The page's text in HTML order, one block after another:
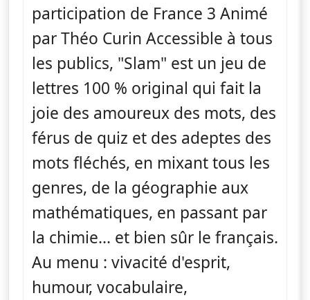
participation de France 3 Animé
par Théo Curin Accessible à tous
les publics, "Slam" est un jeu de
lettres 100 % original qui fait la
joie des amoureux des mots, des
férus de quiz et des adeptes des
mots fléchés, en mixant tous les
genres, de la géographie aux
mathématiques, en passant par
la chimie... et bien sûr le français.
Au menu : vivacité d'esprit,
humour, vocabulaire,